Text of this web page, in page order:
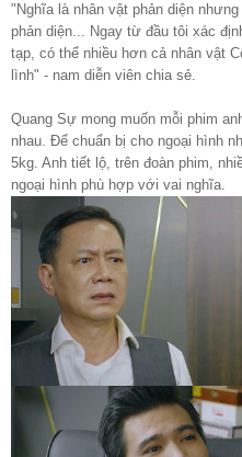
"Nghĩa là nhân vật phản diện
phản diện... Ngay từ đầu tôi xác
tạp, có thể nhiều hơn cả nhân vật
lình" - nam diễn viên chia sẻ.
Quang Sự mong muốn mỗi phim
nhau. Để chuẩn bị cho ngoại hình
5kg. Anh tiết lộ, trên đoàn phim,
ngoại hình phù hợp với vai nghĩa.